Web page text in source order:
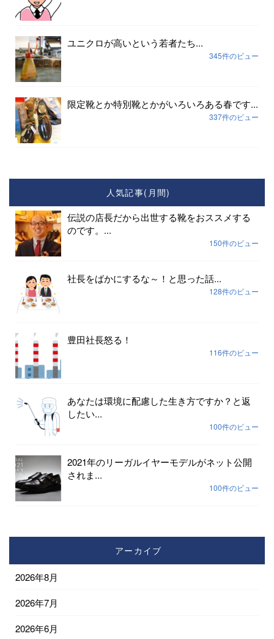
ユニクロが高いという若者たち...
345件のビュー
限定靴とか特別靴とかがいろいろある春です...
337件のビュー
人気記事(月間)
伝説の店長だから出世する靴をおススメする
のです。...
150件のビュー
社長をばかにするな～！と思った話...
128件のビュー
豊田社長怒る！
116件のビュー
あなたは環境に配慮した生き方ですか？と返
したい...
100件のビュー
2021年のリーガルイヤーモデルがネット公開
されま...
100件のビュー
アーカイブ
2026年8月
2026年7月
2026年6月